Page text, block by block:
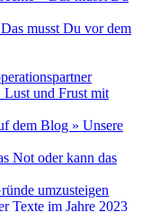
musst Du vor dem
und Frust mit
dem Blog » Unsere
Not oder kann das
umzusteigen
Texte im Jahre 2023